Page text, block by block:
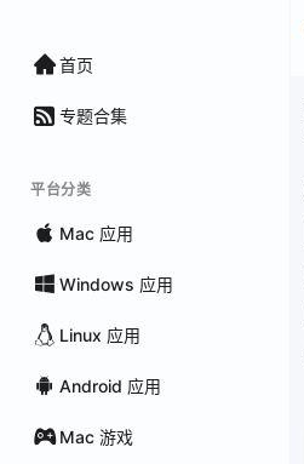
首页
专题合集
平台分类
Mac 应用
Windows 应用
Linux 应用
Android 应用
Mac 游戏